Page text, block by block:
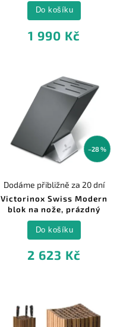
1 990 Kč
Do košíku
–28 %
Victorinox Swiss Modern
blok na nože, prázdný
Dodáme přibližně za 20 dní
2 623 Kč
Do košíku